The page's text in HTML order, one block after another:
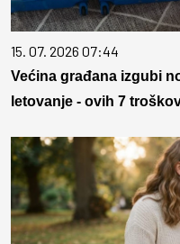
15. 07. 2026 07:44
Većina građana izgubi
letovanje - ovih 7